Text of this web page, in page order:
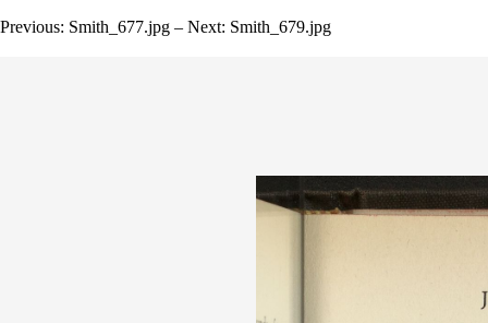
Previous: Smith_677.jpg – Next: Smith_679.jpg